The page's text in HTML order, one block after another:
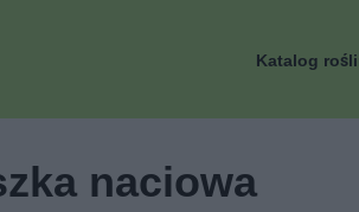
Katalog
naciowa